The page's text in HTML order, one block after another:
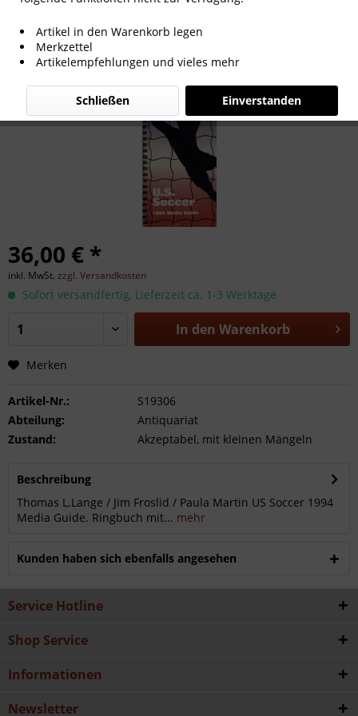
36,00 € *
inkl. MwSt. zzgl. Versandkosten
Sofort versandfertig, Lieferzeit ca. 1-3 Werktage
In den Warenkorb
Merken
Artikel-Nr.:
S19306
Abteilung:
Antiquariat
Zustand:
Akzeptabel, mit kleinen Mängeln
Beschreibung
Thomas L.Lange / Jim Froslid / Paula Martin US Soccer 1994
Media Guide. Ringbuch mit... mehr
Kunden haben sich ebenfalls angesehen
Service Hotline
Shop Service
Informationen
Newsletter
Artikel in den Warenkorb legen
Merkzettel
Artikelempfehlungen und vieles mehr
Einverstanden
Schließen